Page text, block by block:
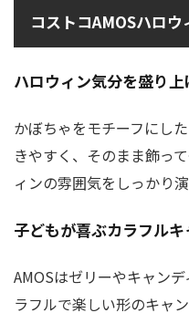
コストコAMOSハロ
ハロウィン気分を盛り
かぼちゃをモチーフにし
きやすく、そのまま飾っ
ィンの雰囲気をしっかり
子どもが喜ぶカラフルキ
AMOSはゼリーやキャン
ラフルで楽しい形のキャ